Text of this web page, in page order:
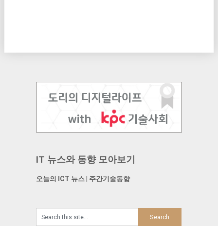
IT 뉴스와 동향 모아보기
오늘의 ICT 뉴스| 주간기술동향